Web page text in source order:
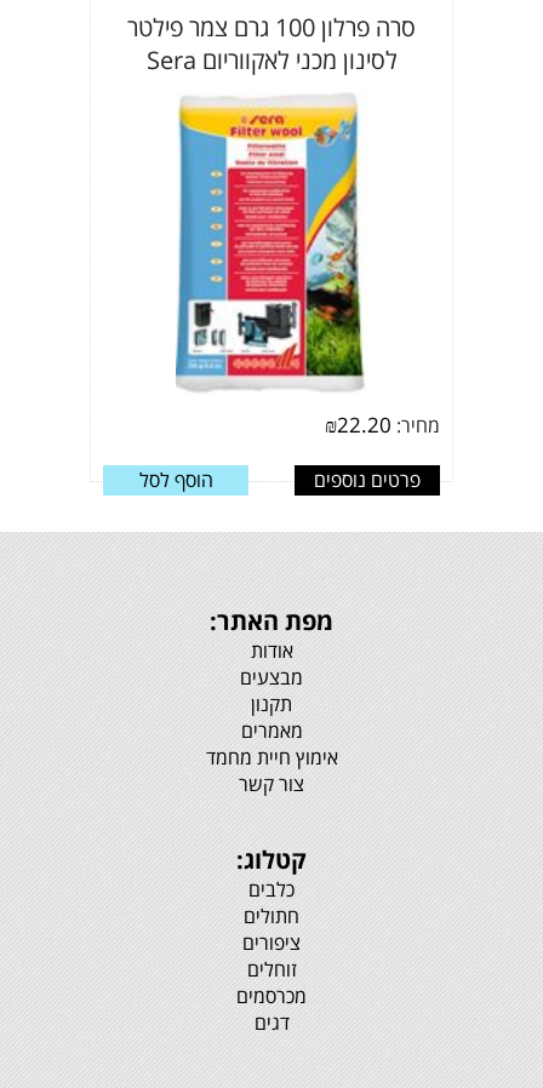
סרה פרלון 100 גרם צמר פילטר
לסינון מכני לאקווריום Sera
מחיר: ₪22.20
פרטים נוספים הוסף לסל
מפת האתר:
אודות
מבצעים
תקנון
מאמרים
אימוץ חיית מחמד
צור קשר
קטלוג:
כלבים
חתולים
ציפורים
זוחלים
מכרסמים
דגים